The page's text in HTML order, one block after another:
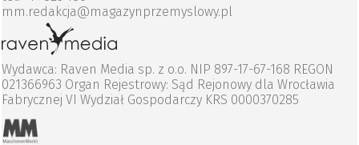
mm.redakcja@magazynprzemyslowy.pl
Wydawca: Raven Media sp. z o.o. NIP 897-17-67-168 REGON
021366963 Organ Rejestrowy: Sąd Rejonowy dla Wrocławia
Fabrycznej VI Wydział Gospodarczy KRS 0000370285